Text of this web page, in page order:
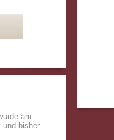
am
und bisher